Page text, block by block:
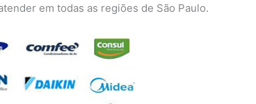
em todas as regiões de São Paulo.